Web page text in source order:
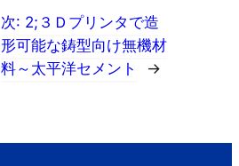
次: 2;３Ｄプリンタで造
形可能な鋳型向け無機材
料～太平洋セメント
→